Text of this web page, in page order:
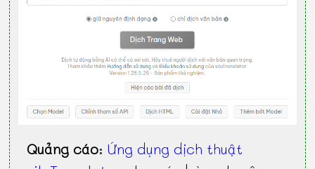
Quảng cáo:Ứng dụng dịch thuật